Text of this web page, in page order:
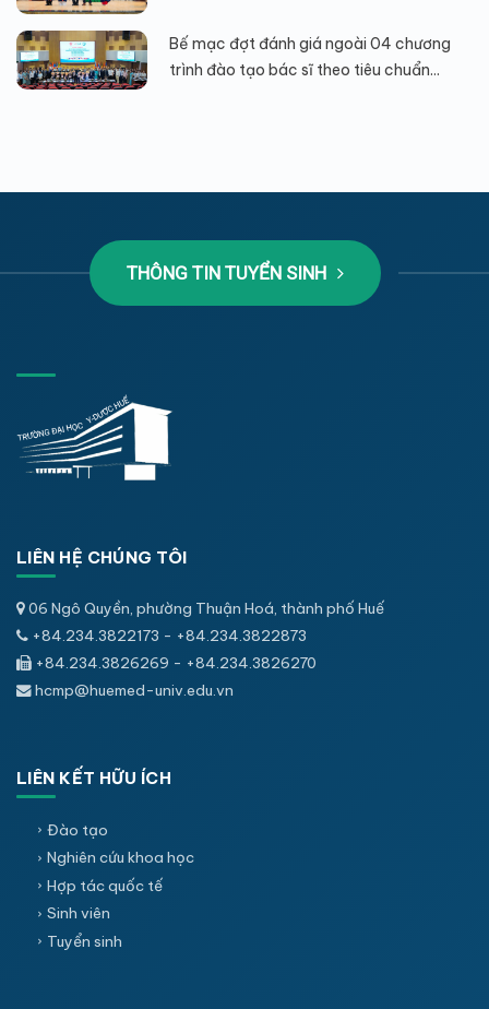
Bế mạc đợt đánh giá ngoài 04 chương
trình đào tạo bác sĩ theo tiêu chuẩn...
THÔNG TIN TUYỂN SINH
LIÊN HỆ CHÚNG TÔI
06 Ngô Quyền, phường Thuận Hoá, thành phố Huế
+84.234.3822173 - +84.234.3822873
+84.234.3826269 - +84.234.3826270
hcmp@huemed-univ.edu.vn
LIÊN KẾT HỮU ÍCH
Đào tạo
Nghiên cứu khoa học
Hợp tác quốc tế
Sinh viên
Tuyển sinh